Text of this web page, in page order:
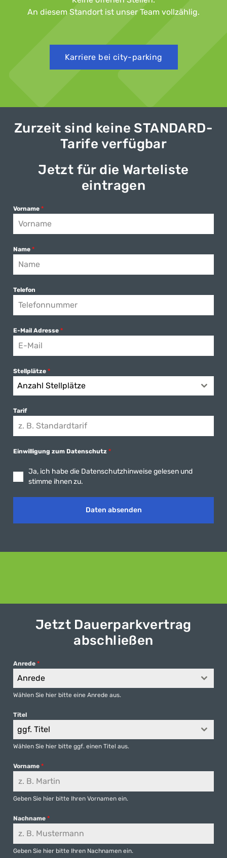
An diesem Standort ist unser Team vollzählig.
Karriere bei city-parking
Zurzeit sind keine STANDARD-
Tarife verfügbar
Jetzt für die Warteliste
eintragen
Vorname *
Name *
Telefon
E-Mail Adresse *
Stellplätze *
Anzahl Stellplätze
Tarif
Einwilligung zum Datenschutz *
Ja, ich habe die Datenschutzhinweise gelesen und
stimme ihnen zu.
Daten absenden
Jetzt Dauerparkvertrag
abschließen
Anrede *
Anrede
Wählen Sie hier bitte eine Anrede aus.
Titel
ggf. Titel
Wählen Sie hier bitte ggf. einen Titel aus.
Vorname *
Geben Sie hier bitte Ihren Vornamen ein.
Nachname *
Geben Sie hier bitte Ihren Nachnamen ein.